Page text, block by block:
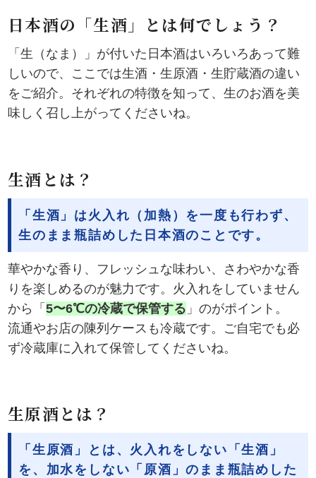
日本酒の「生酒」とは何でしょう？
「生（なま）」が付いた日本酒はいろいろあって難
しいので、ここでは生酒・生原酒・生貯蔵酒の違い
をご紹介。それぞれの特徴を知って、生のお酒を美
味しく召し上がってくださいね。
生酒とは？
「生酒」は火入れ（加熱）を一度も行わず、
生のまま瓶詰めした日本酒のことです。
華やかな香り、フレッシュな味わい、さわやかな香
りを楽しめるのが魅力です。火入れをしていません
から「5〜6℃の冷蔵で保管する 」のがポイント。
流通やお店の陳列ケースも冷蔵です。ご自宅でも必
ず冷蔵庫に入れて保管してくださいね。
生原酒とは？
「生原酒」とは、火入れをしない「生酒」
を、加水をしない「原酒」のまま瓶詰めした